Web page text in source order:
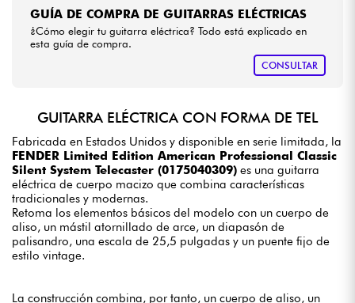
GUÍA DE COMPRA DE GUITARRAS ELÉCTRICAS
¿Cómo elegir tu guitarra eléctrica? Todo está explicado en
esta guía de compra.
CONSULTAR
GUITARRA ELÉCTRICA CON FORMA DE TEL
Fabricada en Estados Unidos y disponible en serie limitada, la
FENDER Limited Edition American Professional Classic
Silent System Telecaster (0175040309) es una guitarra
eléctrica de cuerpo macizo que combina características
tradicionales y modernas.
Retoma los elementos básicos del modelo con un cuerpo de
aliso, un mástil atornillado de arce, un diapasón de
palisandro, una escala de 25,5 pulgadas y un puente fijo de
estilo vintage.
La construcción combina, por tanto, un cuerpo de aliso, un